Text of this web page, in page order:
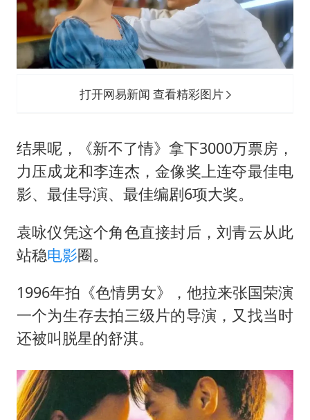
打开网易新闻 查看精彩图片
结果呢，《新不了情》拿下3000万票房，
力压成龙和李连杰，金像奖上连夺最佳电
影、最佳导演、最佳编剧6项大奖。
袁咏仪凭这个角色直接封后，刘青云从此
站稳电影圈。
1996年拍《色情男女》，他拉来张国荣演
一个为生存去拍三级片的导演，又找当时
还被叫脱星的舒淇。